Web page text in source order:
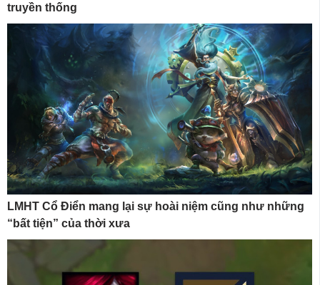
truyền thống
LMHT Cổ Điển mang lại sự hoài niệm cũng như những
“bất tiện” của thời xưa